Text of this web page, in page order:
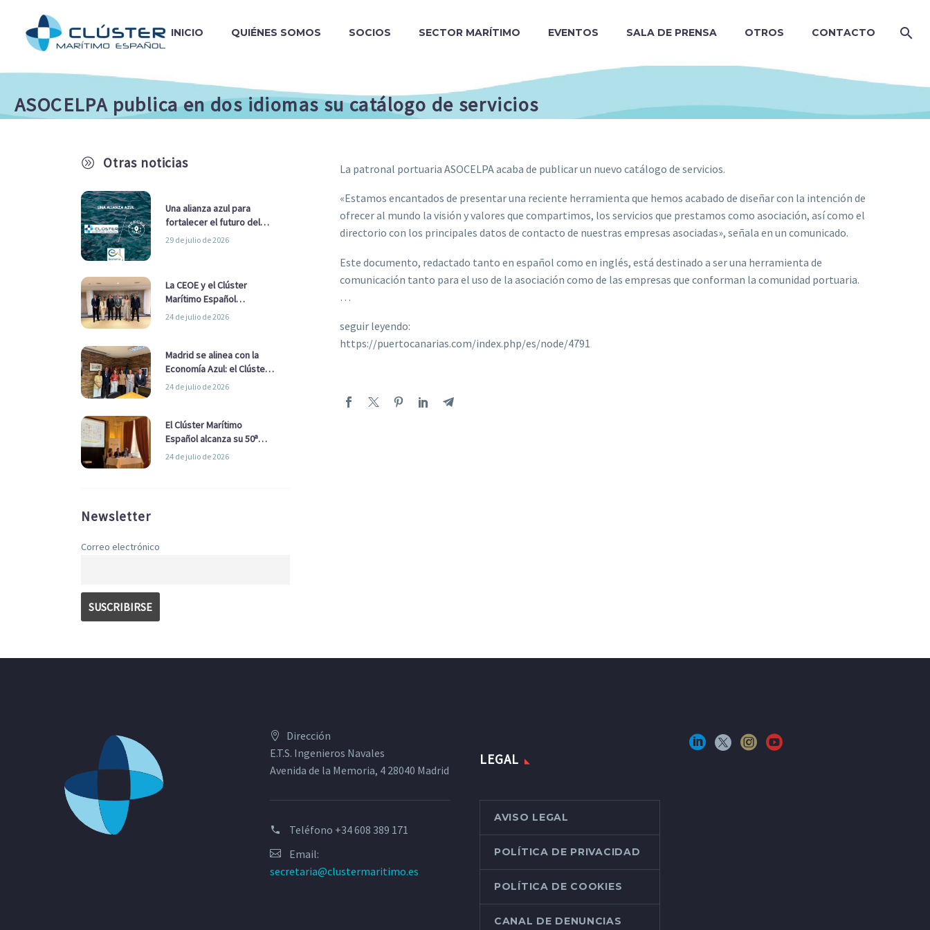
INICIO QUIÉNES SOMOS SOCIOS SECTOR MARÍTIMO EVENTOS SALA DE PRENSA OTROS CONTACTO
ASOCELPA publica en dos idiomas su catálogo de servicios
A Otras noticias
Una alianza azul para
fortalecer el futuro del
sector marítimo
29 de julio de 2026
La CEOE y el Clúster
Marítimo Español
refuerzan su alianza para
24 de julio de 2026
Madrid se alinea con la
Economía Azul: el Clúster
Marítimo Español y la Real
Ayuntamiento
24 de julio de 2026
El Clúster Marítimo
Español alcanza su 50ª
Asamblea reafirmando su
24 de julio de 2026
Newsletter
Correo electrónico
La patronal portuaria ASOCELPA acaba de publicar un nuevo catálogo de servicios.
«Estamos encantados de presentar una reciente herramienta que hemos acabado de diseñar con la intención de
ofrecer al mundo la visión y valores que compartimos, los servicios que prestamos como asociación, así como el
directorio con los principales datos de contacto de nuestras empresas asociadas», señala en un comunicado.
Este documento, redactado tanto en español como en inglés, está destinado a ser una herramienta de
comunicación tanto para el uso de la asociación como de las empresas que conforman la comunidad portuaria.
…
seguir leyendo:
https://puertocanarias.com/index.php/es/node/4791
Dirección
E.T.S. Ingenieros Navales
Avenida de la Memoria, 4 28040 Madrid
Teléfono +34 608 389 171
Email:
secretaria@clustermaritimo.es
LEGAL
AVISO LEGAL
POLÍTICA DE PRIVACIDAD
POLÍTICA DE COOKIES
CANAL DE DENUNCIAS